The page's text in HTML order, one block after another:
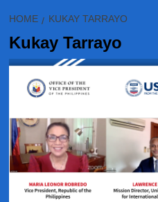
HOME KUKAY TARRAYO
Kukay Tarrayo